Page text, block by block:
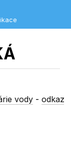
vody -odkaz